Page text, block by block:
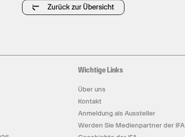
Zurück zur Übersicht
Wichtige Links
Über uns
Kontakt
Anmeldung als Aussteller
Werden Sie Medienpartner der IFA